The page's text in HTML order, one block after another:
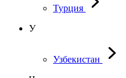
Турция
У
Узбекистан